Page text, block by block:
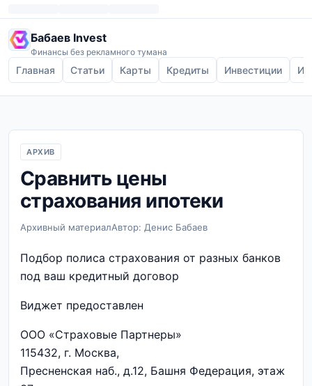
Бабаев Invest
Финансы без рекламного тумана
Главная Статьи Карты Кредиты Инвестиции
АРХИВ
Сравнить цены
страхования ипотеки
Архивный материалАвтор: Денис Бабаев
Подбор полиса страхования от разных банков
под ваш кредитный договор
Виджет предоставлен
ООО «Страховые Партнеры»
115432, г. Москва,
Пресненская наб., д.12, Башня Федерация, этаж